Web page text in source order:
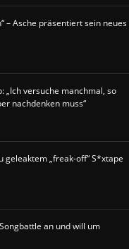
– Asche präsentiert sein neues
„Ich versuche manchmal, so
nachdenken muss“
geleaktem „freak-off“ S*xtape
an und will um